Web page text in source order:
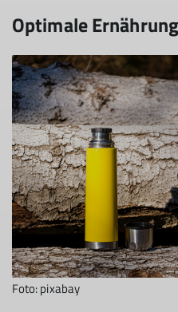
Optimale
Foto: pixabay